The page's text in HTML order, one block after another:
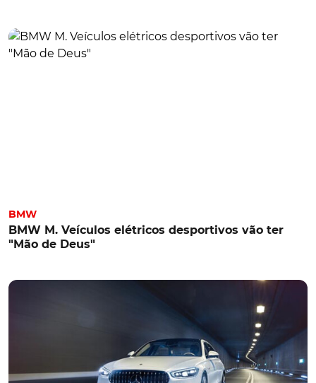
BMW
BMW M. Veículos elétricos desportivos vão ter
"Mão de Deus"